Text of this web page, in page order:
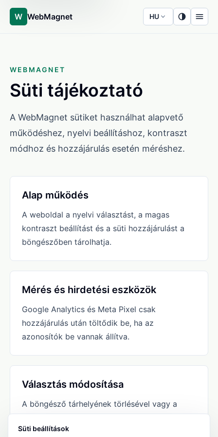
W WebMagnet HU
WEBMAGNET
Süti tájékoztató
A WebMagnet sütiket használhat alapvető
működéshez, nyelvi beállításhoz, kontraszt
módhoz és hozzájárulás esetén méréshez.
Alap működés
A weboldal a nyelvi választást, a magas
kontraszt beállítást és a süti hozzájárulást a
böngészőben tárolhatja.
Mérés és hirdetési eszközök
Google Analytics és Meta Pixel csak
hozzájárulás után töltődik be, ha az
azonosítók be vannak állítva.
Választás módosítása
A böngésző tárhelyének törlésével vagy a
később módosítható.
Süti beállítások